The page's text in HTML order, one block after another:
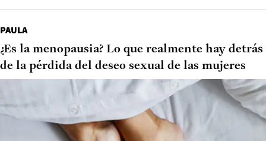
PAULA
¿Es la menopausia? Lo que realmente hay detrás
de la pérdida del deseo sexual de las mujeres